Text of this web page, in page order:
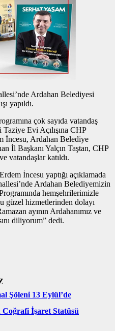
Ardahan Belediyesi
yapıldı.
çok sayıda vatandaş
Evi Açılışına CHP
İncesu, Ardahan Belediye
İl Başkanı Yalçın Taştan, CHP
vatandaşlar katıldı.
İncesu yaptığı açıklamada
Ardahan Belediyemizin
hemşehrilerimizle
güzel hizmetlerinden dolayı
ayının Ardahanımız ve
diliyorum” dedi.
Şöleni 13 Eylül’de
İşaret Statüsü